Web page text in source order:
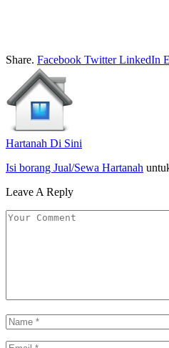
Share. Facebook Twitter LinkedIn
Hartanah Di Sini
Isi borang Jual/Sewa Hartanah
Leave A Reply